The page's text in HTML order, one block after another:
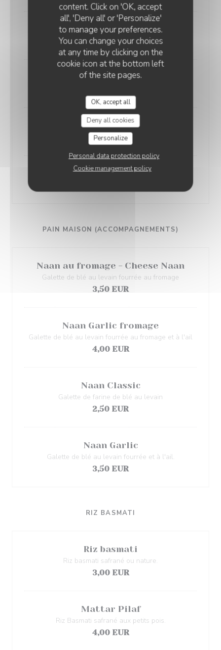
content. Click on 'OK, accept
all', 'Deny all' or 'Personalize'
to manage your preferences.
You can change your choices
at any time by clicking on the
cookie icon at the bottom left
of the site pages.
OK, accept all
Deny all cookies
Personalize
Personal data protection policy
Cookie management policy
Biryani de crevettes
17,00 EUR
Biryani de gigot d'agneau
Mixed Biryani Om Shiva
19,90 EUR
Biryani de Gambas entières
PAIN MAISON (ACCOMPAGNEMENTS)
Naan au fromage - Cheese Naan
Galette de blé au levain fourrée au fromage
3,50 EUR
Naan Garlic fromage
Galette de blé au levain fourrée au fromage et à l'ail
4,00 EUR
Naan Classic
Galette de farine de blé au levain
2,50 EUR
Naan Garlic
Galette de blé au levain fourrée et à l'ail.
3,50 EUR
RIZ BASMATI
Riz basmati
Riz basmati safrané ou nature.
3,00 EUR
Mattar Pilaf
Riz Basmati safrané aux petits pois.
4,00 EUR